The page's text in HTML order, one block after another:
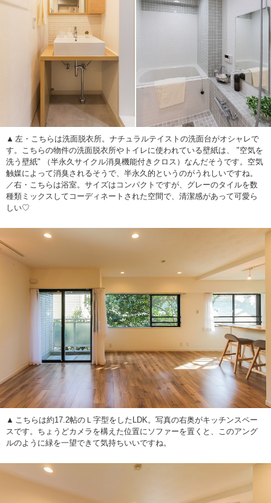
左・こちらは洗面脱衣所。ナチュラルテイストの洗面台がオシャレで
す。こちらの物件の洗面脱衣所やトイレに使われている壁紙は、 "空気を
洗う壁紙" （半永久サイクル消臭機能付きクロス）なんだそうです。空気
触媒によって消臭されるそうで、半永久的というのがうれしいですね。
／右・こちらは浴室。サイズはコンパクトですが、グレーのタイルを数
種類ミックスしてコーディネートされた空間で、清潔感があって可愛ら
しい♡
こちらは約17.2帖のＬ字型をしたLDK。写真の右奥がキッチンスペー
スです。ちょうどカメラを構えた位置にソファーを置くと、このアング
ルのように緑を一望できて気持ちいいですね。